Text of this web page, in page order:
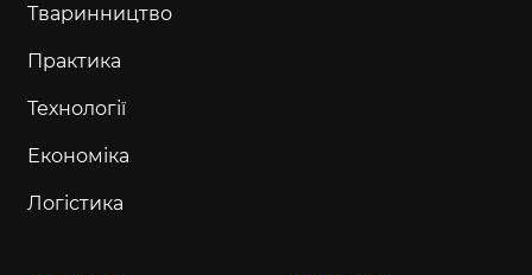
Тваринництво
Практика
Технології
Економіка
Логістика